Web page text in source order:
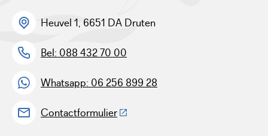
Heuvel 1, 6651 DA Druten
Bel: 088 432 70 00
Whatsapp: 06 256 899 28
Contactformulier(Deze link gaat naar een externe